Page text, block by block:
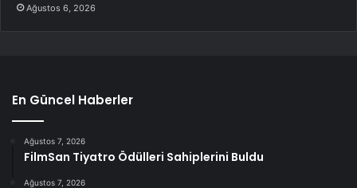
Ağustos 6, 2026
En Güncel Haberler
Ağustos 7, 2026
FilmSan Tiyatro Ödülleri Sahiplerini Buldu
Ağustos 7, 2026